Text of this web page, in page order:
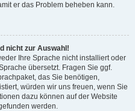
er das Problem beheben kann.
nicht zur Auswahl!
Ihre Sprache nicht installiert oder
übersetzt. Fragen Sie ggf.
das Sie benötigen,
würden wir uns freuen, wenn Sie
dazu können auf der Website
werden.